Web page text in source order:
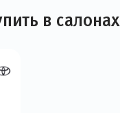
в салонах